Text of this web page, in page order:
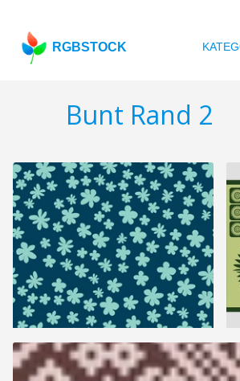
RGBSTOCK
Bunt Rand 2